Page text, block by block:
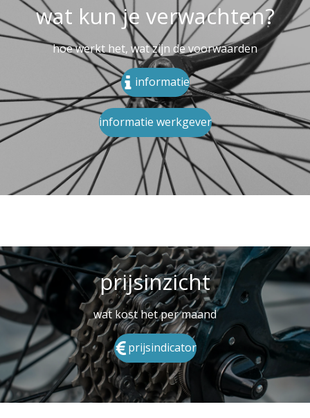
wat kun je verwachten?
hoe werkt het, wat zijn de voorwaarden
informatie
informatie werkgever
prijsinzicht
wat kost het per maand
prijsindicator